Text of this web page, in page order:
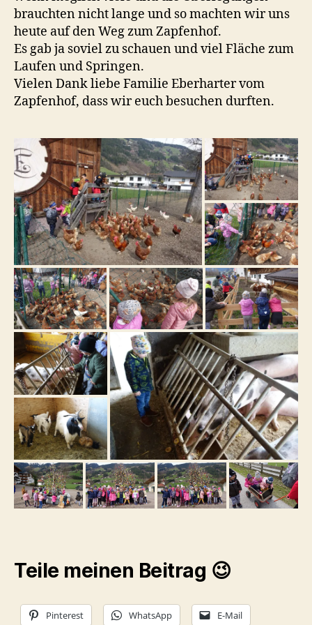
brauchten nicht lange und so machten wir uns
heute auf den Weg zum Zapfenhof.
Es gab ja soviel zu schauen und viel Fläche zum
Laufen und Springen.
Vielen Dank liebe Familie Eberharter vom
Zapfenhof, dass wir euch besuchen durften.
Teile meinen Beitrag 😉
Pinterest WhatsApp E-Mail